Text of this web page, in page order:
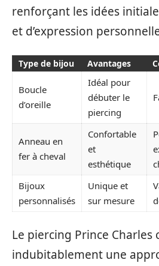
renforçant les idées
et d’expression
Type de bijou Avantages
Boucle
d’oreille
Idéal pour
débuter le
piercing
Anneau en
fer à cheval
Confortable
et
esthétique
Bijoux
personnalisés
Unique et
sur mesure
Le piercing Prince Charles
indubitablement une